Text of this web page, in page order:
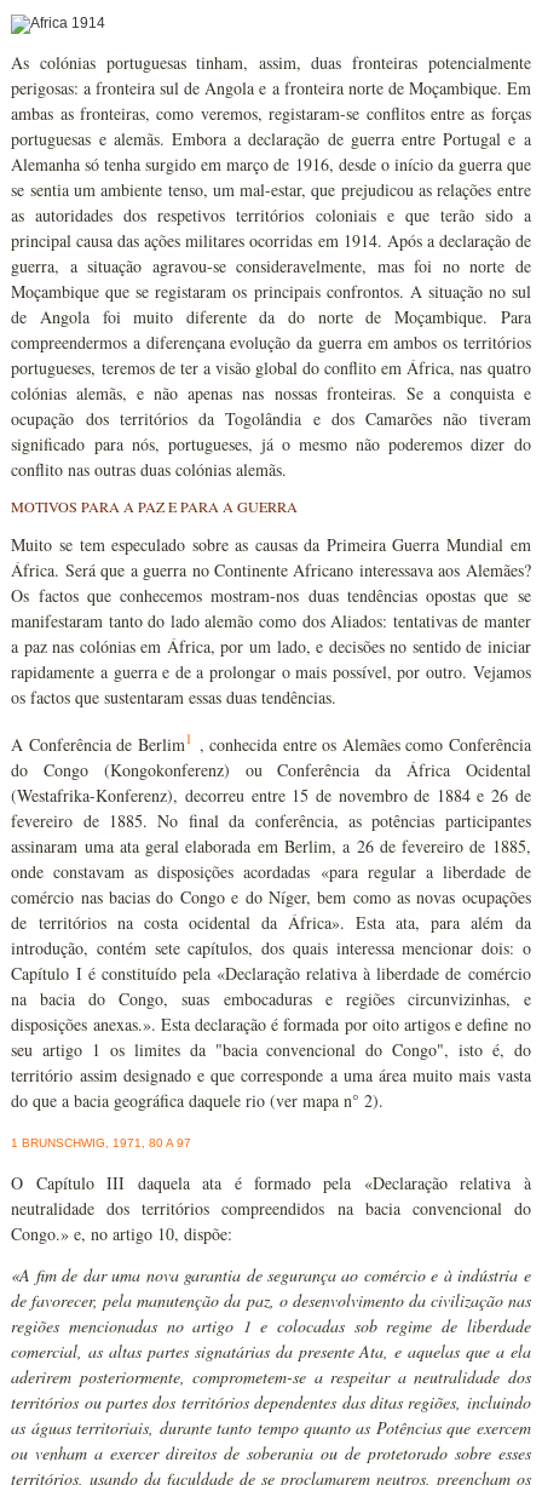
As colónias portuguesas tinham, assim, duas fronteiras potencialmente
perigosas: a fronteira sul de Angola e a fronteira norte de Moçambique. Em
ambas as fronteiras, como veremos, registaram-se conflitos entre as forças
portuguesas e alemãs. Embora a declaração de guerra entre Portugal e a
Alemanha só tenha surgido em março de 1916, desde o início da guerra que
se sentia um ambiente tenso, um mal-estar, que prejudicou as relações entre
as autoridades dos respetivos territórios coloniais e que terão sido a
principal causa das ações militares ocorridas em 1914. Após a declaração de
guerra, a situação agravou-se consideravelmente, mas foi no norte de
Moçambique que se registaram os principais confrontos. A situação no sul
de Angola foi muito diferente da do norte de Moçambique. Para
compreendermos a diferençana evolução da guerra em ambos os territórios
portugueses, teremos de ter a visão global do conflito em África, nas quatro
colónias alemãs, e não apenas nas nossas fronteiras. Se a conquista e
ocupação dos territórios da Togolândia e dos Camarões não tiveram
significado para nós, portugueses, já o mesmo não poderemos dizer do
conflito nas outras duas colónias alemãs.
MOTIVOS PARA A PAZ E PARA A GUERRA
Muito se tem especulado sobre as causas da Primeira Guerra Mundial em
África. Será que a guerra no Continente Africano interessava aos Alemães?
Os factos que conhecemos mostram-nos duas tendências opostas que se
manifestaram tanto do lado alemão como dos Aliados: tentativas de manter
a paz nas colónias em África, por um lado, e decisões no sentido de iniciar
rapidamente a guerra e de a prolongar o mais possível, por outro. Vejamos
os factos que sustentaram essas duas tendências.
A Conferência de Berlim1 , conhecida entre os Alemães como Conferência
do Congo (Kongokonferenz) ou Conferência da África Ocidental
(Westafrika-Konferenz), decorreu entre 15 de novembro de 1884 e 26 de
fevereiro de 1885. No final da conferência, as potências participantes
assinaram uma ata geral elaborada em Berlim, a 26 de fevereiro de 1885,
onde constavam as disposições acordadas «para regular a liberdade de
comércio nas bacias do Congo e do Níger, bem como as novas ocupações
de territórios na costa ocidental da África». Esta ata, para além da
introdução, contém sete capítulos, dos quais interessa mencionar dois: o
Capítulo I é constituído pela «Declaração relativa à liberdade de comércio
na bacia do Congo, suas embocaduras e regiões circunvizinhas, e
disposições anexas.». Esta declaração é formada por oito artigos e define no
seu artigo 1 os limites da "bacia convencional do Congo", isto é, do
território assim designado e que corresponde a uma área muito mais vasta
do que a bacia geográfica daquele rio (ver mapa n° 2).
1 BRUNSCHWIG, 1971, 80 A 97
O Capítulo III daquela ata é formado pela «Declaração relativa à
neutralidade dos territórios compreendidos na bacia convencional do
Congo.» e, no artigo 10, dispõe:
«A fim de dar uma nova garantia de segurança ao comércio e à indústria e
de favorecer, pela manutenção da paz, o desenvolvimento da civilização nas
regiões mencionadas no artigo 1 e colocadas sob regime de liberdade
comercial, as altas partes signatárias da presente Ata, e aquelas que a ela
aderirem posteriormente, comprometem-se a respeitar a neutralidade dos
territórios ou partes dos territórios dependentes das ditas regiões, incluindo
as águas territoriais, durante tanto tempo quanto as Potências que exercem
ou venham a exercer direitos de soberania ou de protetorado sobre esses
territórios, usando da faculdade de se proclamarem neutros, preencham os